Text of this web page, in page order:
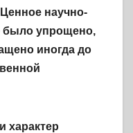
научно-
было упрощено,
иногда до
характер